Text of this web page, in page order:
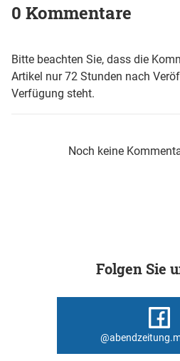
0 Kommentare
Bitte beachten Sie, dass die
Artikel nur 72 Stunden nach
Verfügung steht.
Noch keine
Folgen Sie